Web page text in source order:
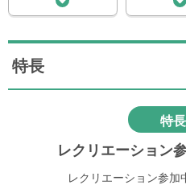
特長
特長
レクリエーション
レクリエーション参加